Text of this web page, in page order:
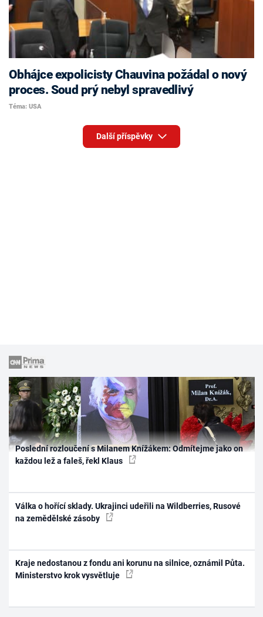
Obhájce expolicisty Chauvina požádal o nový
proces. Soud prý nebyl spravedlivý
Téma: USA
Další příspěvky
Poslední rozloučení s Milanem Knížákem: Odmítejme jako on
každou lež a faleš, řekl Klaus
Válka o hořící sklady. Ukrajinci udeřili na Wildberries, Rusové
na zemědělské zásoby
Kraje nedostanou z fondu ani korunu na silnice, oznámil Půta.
Ministerstvo krok vysvětluje